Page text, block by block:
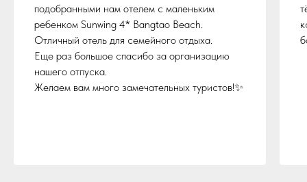
подобранными нам отелем с маленьким
ребенком Sunwing 4* Bangtao Beach.
Отличный отель для семейного отдыха.
Еще раз большое спасибо за организацию
нашего отпуска.
Желаем вам много замечательных туристов!✨
ПОДОБРАТЬ ТУР
Нажимая кнопку “Отправить заявку”, вы соглашаетесь с Политикой